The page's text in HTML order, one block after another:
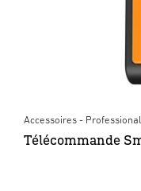
Accessoires -
Télécommande